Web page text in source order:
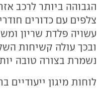
הגבוהה ביותר לרכב
צלפים עם כדורים
עשויה פלדת שריון
ובכך עולה קשיחות
נשמרת בצורה טובה
לוחות מיגון ייעודיים